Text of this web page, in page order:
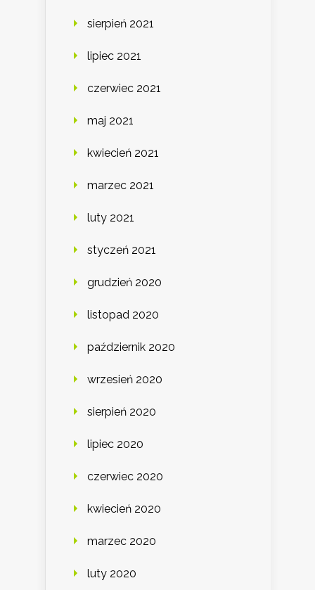
sierpień 2021
lipiec 2021
czerwiec 2021
maj 2021
kwiecień 2021
marzec 2021
luty 2021
styczeń 2021
grudzień 2020
listopad 2020
październik 2020
wrzesień 2020
sierpień 2020
lipiec 2020
czerwiec 2020
kwiecień 2020
marzec 2020
luty 2020